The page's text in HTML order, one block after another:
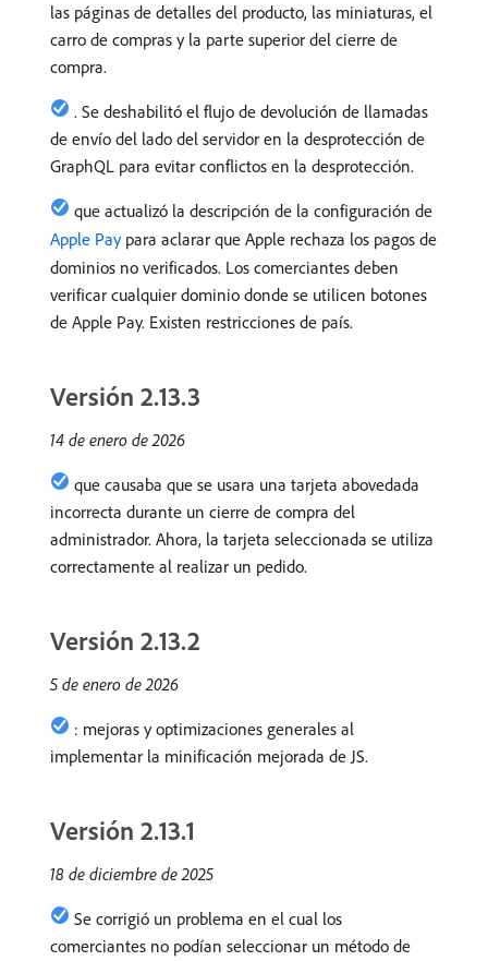
las páginas de detalles del producto, las miniaturas, el
carro de compras y la parte superior del cierre de
compra.
. Se deshabilitó el flujo de devolución de llamadas
de envío del lado del servidor en la desprotección de
GraphQL para evitar conflictos en la desprotección.
que actualizó la descripción de la configuración de
Apple Paypara aclarar que Apple rechaza los pagos de
dominios no verificados. Los comerciantes deben
verificar cualquier dominio donde se utilicen botones
de Apple Pay. Existen restricciones de país.
Versión 2.13.3
14 de enero de 2026
que causaba que se usara una tarjeta abovedada
incorrecta durante un cierre de compra del
administrador. Ahora, la tarjeta seleccionada se utiliza
correctamente al realizar un pedido.
Versión 2.13.2
5 de enero de 2026
: mejoras y optimizaciones generales al
implementar la minificación mejorada de JS.
Versión 2.13.1
18 de diciembre de 2025
Se corrigió un problema en el cual los
comerciantes no podían seleccionar un método de